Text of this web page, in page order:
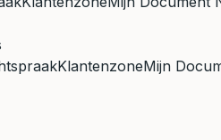
KlantenzoneMijn